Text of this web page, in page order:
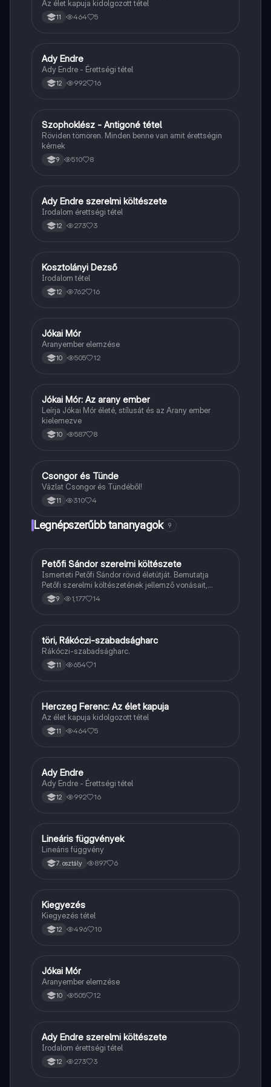
Az élet kapuja kidolgozott tétel
11 464 5
Magyar
Ady Endre
Ady Endre - Érettségi tétel
12 992 16
Magyar
Szophoklész - Antigoné tétel
Röviden tömören. Minden benne van amit érettségin
kérnek
9 510 8
Magyar
Ady Endre szerelmi költészete
Irodalom érettségi tétel
12 273 3
Magyar
Kosztolányi Dezső
Irodalom tétel
12 762 16
Magyar
Jókai Mór
Aranyember elemzése
10 505 12
Magyar
Jókai Mór: Az arany ember
Leírja Jókai Mór életé, stílusát és az Arany ember
kielemezve
10 587 8
Magyar
Csongor és Tünde
Vázlat Csongor és Tündéből!
11 310 4
Legnépszerűbb tananyagok 9
Magyar
Petőfi Sándor szerelmi költészete
Ismerteti Petőfi Sándor rövid életútját. Bemutatja
Petőfi szerelmi költészetének jellemző vonásait,
vereseinek ihletőit és külön kitér a hitvesi
költészetére.
9 1,177 14
Töri
töri, Rákóczi-szabadságharc
Rákóczi-szabadságharc.
11 654 1
Magyar
Herczeg Ferenc: Az élet kapuja
Az élet kapuja kidolgozott tétel
11 464 5
Magyar
Ady Endre
Ady Endre - Érettségi tétel
12 992 16
Matek
Lineáris függvények
Lineáris függvény
7. osztály 897 6
Töri
Kiegyezés
Kiegyezés tétel
12 496 10
Magyar
Jókai Mór
Aranyember elemzése
10 505 12
Magyar
Ady Endre szerelmi költészete
Irodalom érettségi tétel
12 273 3